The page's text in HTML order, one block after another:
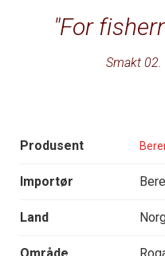
For
Smakt
Produsent
Importør
Land